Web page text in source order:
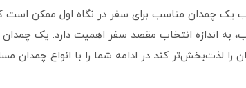
یک چمدان مناسب برای سفر در نگاه اول ممکن است
به اندازه انتخاب مقصد سفر اهمیت دارد. یک
را لذت‌بخش‌تر کند در ادامه شما را با انواع چمدان